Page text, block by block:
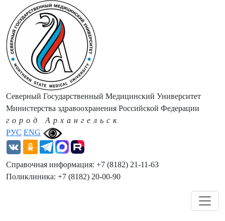
РУС ENG
Северный Государственный Медицинский Университет
Министерства здравоохранения Российской Федерации
город Архангельск
Справочная информация: +7 (8182) 21-11-63
Поликлиника: +7 (8182) 20-00-90